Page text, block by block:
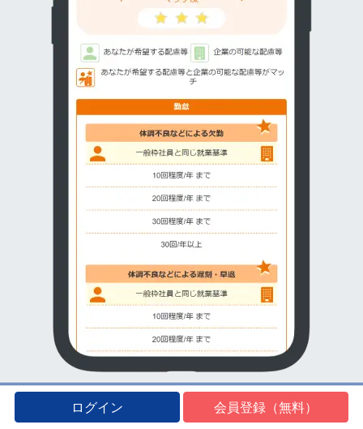
ログイン 会員登録（無料）